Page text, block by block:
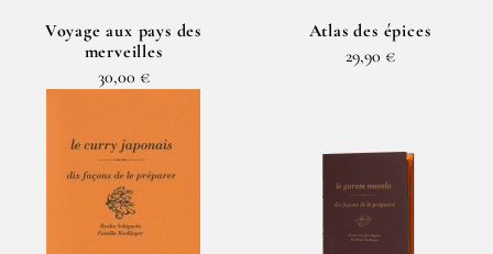
Voyage aux pays des
merveilles
30,00 €
Atlas des épices
29,90 €